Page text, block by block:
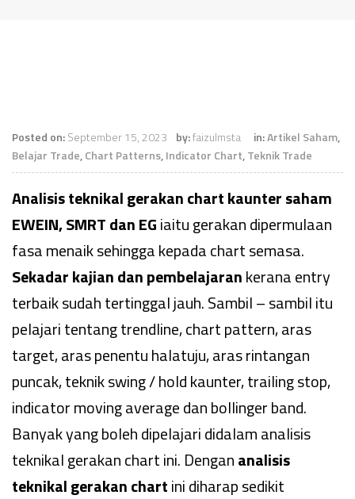
Posted on:September 15, 2023 by:faizulmsta in:Artikel Saham,
Belajar Trade,Chart Patterns,Indicator Chart,Teknik Trade
Analisis teknikal gerakan chart kaunter saham
EWEIN, SMRT dan EGiaitu gerakan dipermulaan
fasa menaik sehingga kepada chart semasa.
Sekadar kajian dan pembelajarankerana entry
terbaik sudah tertinggal jauh. Sambil – sambil itu
pelajari tentang trendline, chart pattern, aras
target, aras penentu halatuju, aras rintangan
puncak, teknik swing / hold kaunter, trailing stop,
indicator moving average dan bollinger band.
Banyak yang boleh dipelajari didalam analisis
teknikal gerakan chart ini. Dengananalisis
teknikal gerakan chartini diharap sedikit